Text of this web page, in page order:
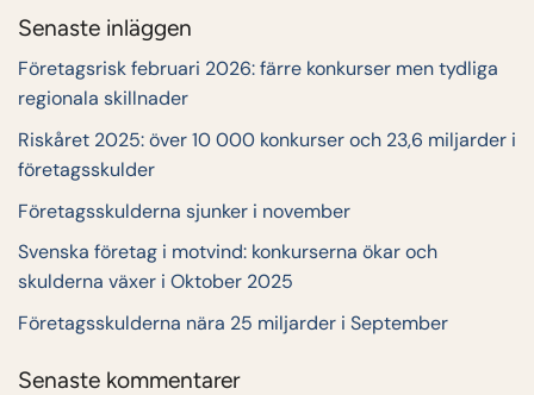
Senaste inläggen
Företagsrisk februari 2026: färre konkurser men tydliga
regionala skillnader
Riskåret 2025: över 10 000 konkurser och 23,6 miljarder i
företagsskulder
Företagsskulderna sjunker i november
Svenska företag i motvind: konkurserna ökar och
skulderna växer i Oktober 2025
Företagsskulderna nära 25 miljarder i September
Senaste kommentarer